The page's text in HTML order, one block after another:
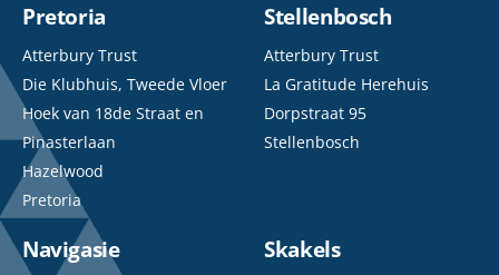
Pretoria
Atterbury Trust
Die Klubhuis, Tweede Vloer
Hoek van 18de Straat en
Pinasterlaan
Hazelwood
Pretoria
Stellenbosch
Atterbury Trust
La Gratitude Herehuis
Dorpstraat 95
Stellenbosch
Navigasie Skakels